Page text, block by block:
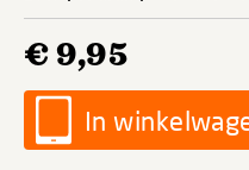
€ 9,95
In